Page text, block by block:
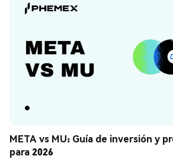
META vs MU: Guía de inversión y
para 2026